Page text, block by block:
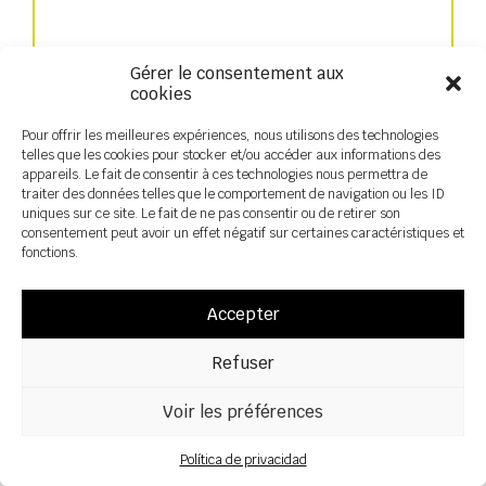
Gérer le consentement aux
cookies
Pour offrir les meilleures expériences, nous utilisons des technologies
telles que les cookies pour stocker et/ou accéder aux informations des
appareils. Le fait de consentir à ces technologies nous permettra de
traiter des données telles que le comportement de navigation ou les ID
uniques sur ce site. Le fait de ne pas consentir ou de retirer son
consentement peut avoir un effet négatif sur certaines caractéristiques et
fonctions.
Accepter
Refuser
Voir les préférences
Política de privacidad
Sembradora rápida